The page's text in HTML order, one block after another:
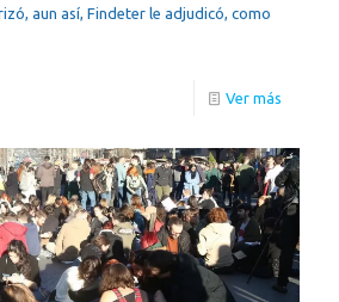
aun así, Findeter le adjudicó, como
Ver más